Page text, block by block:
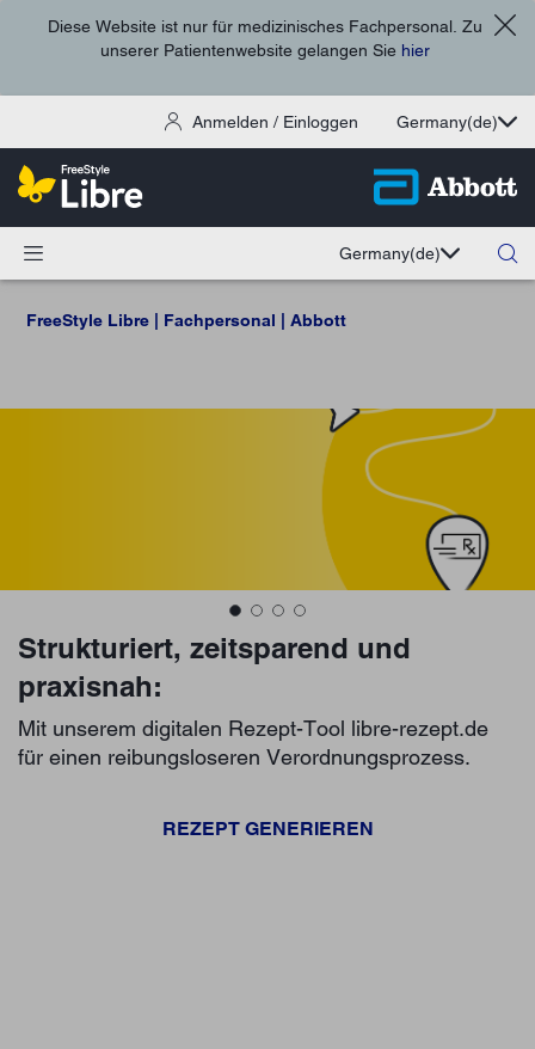
Diese Website ist nur für medizinisches Fachpersonal. Zu
unserer Patientenwebsite gelangen Sie hier
Anmelden / Einloggen Germany(de)
Germany(de)
FreeStyle Libre | Fachpersonal | Abbott
Strukturiert, zeitsparend und
praxisnah:
Mit unserem digitalen Rezept-Tool libre-rezept.de
für einen reibungsloseren Verordnungsprozess.
REZEPT GENERIEREN